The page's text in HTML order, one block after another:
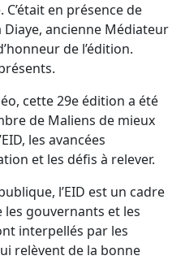
en présence de
ancienne Médiateur
de l’édition.
cette 29e édition a été
de Maliens de mieux
les avancées
et les défis à relever.
l’EID est un cadre
les gouvernants et les
interpellés par les
relèvent de la bonne